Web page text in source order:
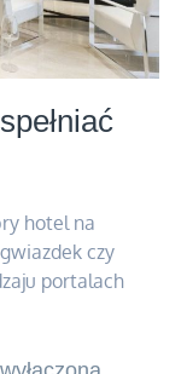
hotel na
czy
portalach